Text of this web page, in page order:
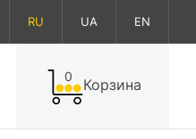
RU UA EN
0 Корзина